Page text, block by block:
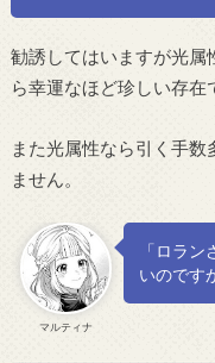
勧誘してはいますが光属
ら幸運なほど珍しい存在
また光属性なら引く手
ません。
マルティナ
「ロラ
いのです